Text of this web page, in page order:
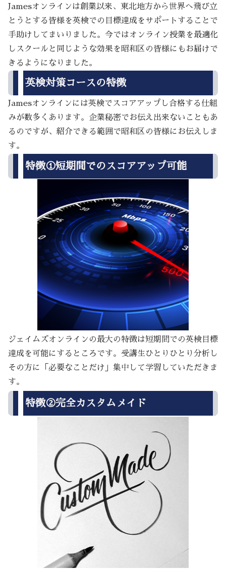
Jamesオンラインは創業以来、東北地方から世界へ飛び立
とうとする皆様を英検での目標達成をサポートすることで
手助けしてまいりました。今ではオンライン授業を最適化
しスクールと同じような効果を昭和区の皆様にもお届けで
きるようになりました。
英検対策コースの特徴
Jamesオンラインには英検でスコアアップし合格する仕組
みが数多くあります。企業秘密でお伝え出来ないこともあ
るのですが、紹介できる範囲で昭和区の皆様にお伝えしま
す。
特徴①短期間でのスコアアップ可能
ジェイムズオンラインの最大の特徴は短期間での英検目標
達成を可能にするところです。受講生ひとりひとり分析し
その方に「必要なことだけ」集中して学習していただきま
す。
特徴②完全カスタムメイド